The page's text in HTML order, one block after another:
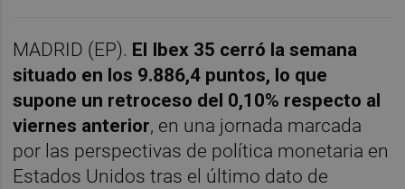
MADRID (EP). El Ibex 35 cerró la semana
situado en los 9.886,4 puntos, lo que
supone un retroceso del 0,10% respecto al
viernes anterior, en una jornada marcada
por las perspectivas de política monetaria en
Estados Unidos tras el último dato de